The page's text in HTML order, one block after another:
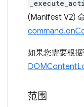
(Manifest V2)
如果您需要根
范围